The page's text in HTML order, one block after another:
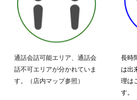
通話会話可能エリア、通話会
話不可エリアが分かれていま
す。（店内マップ参照）
長時
は出
理は
す。